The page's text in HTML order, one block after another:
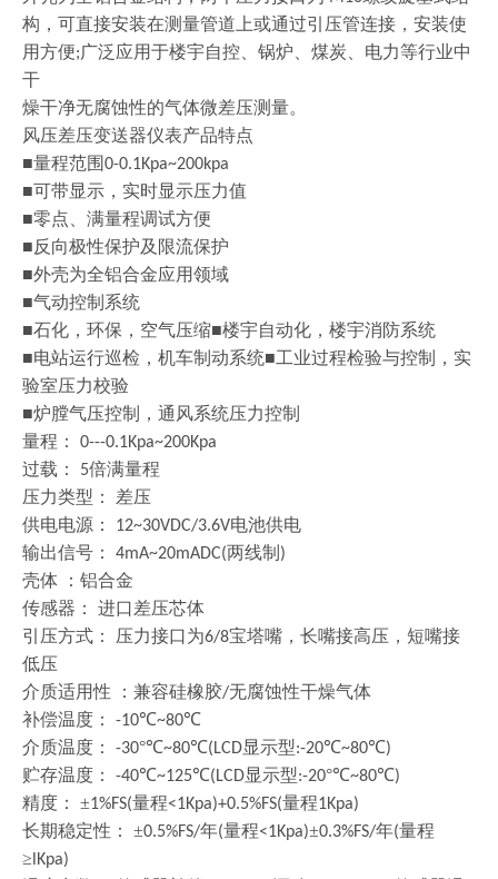
构，可直接安装在测量管道上或通过引压管连接，安装使
用方便;广泛应用于楼宇自控、锅炉、煤炭、电力等行业中
干
燥干净无腐蚀性的气体微差压测量。
风压差压变送器仪表产品特点
■量程范围0-0.1Kpa~200kpa
■可带显示，实时显示压力值
■零点、满量程调试方便
■反向极性保护及限流保护
■外壳为全铝合金应用领域
■气动控制系统
■石化，环保，空气压缩■楼宇自动化，楼宇消防系统
■电站运行巡检，机车制动系统■工业过程检验与控制，实
验室压力校验
■炉膛气压控制，通风系统压力控制
量程：
0---0.1Kpa~200Kpa
过载： 5倍满量程
压力类型：
差压
供电电源：
12~30VDC/3.6V电池供电
输出信号：
4mA~20mADC(两线制 )
壳体
：铝合金
传感器：
进口差压芯体
引压方式：
压力接口为6/8宝塔嘴，长嘴接高压，短嘴接
低压
介质适用性
：兼容硅橡胶/无腐蚀性干燥气体
补偿温度：
-10℃~80℃
介质温度：
-30°℃~80℃(LCD显示型:-20℃~80℃)
贮存温度： -40℃~125℃(LCD显示型:-20°℃~80℃)
精度： ±1%FS(量程<1Kpa)+0.5%FS(量程1Kpa)
长期稳定性： ±0.5%FS/年(量程<1Kpa)±0.3%FS/年(量程
≥ lKpa)